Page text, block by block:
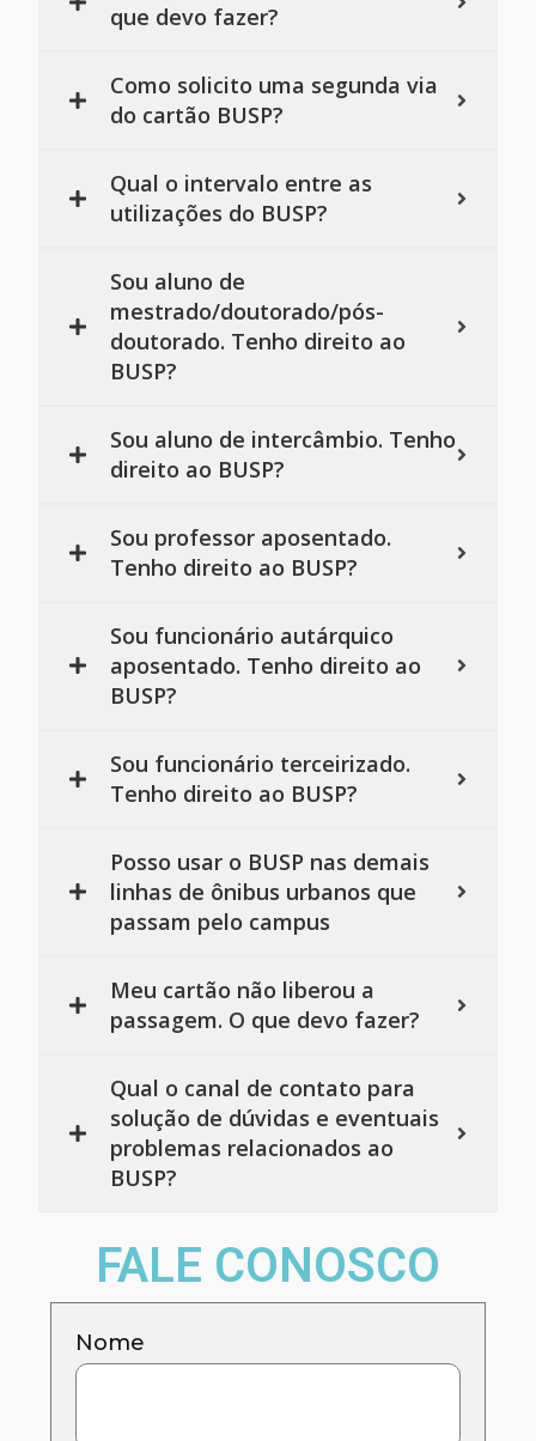
que devo fazer?
Como solicito uma segunda via
do cartão BUSP?
Qual o intervalo entre as
utilizações do BUSP?
Sou aluno de
mestrado/doutorado/pós-
doutorado. Tenho direito ao
BUSP?
Sou aluno de intercâmbio. Tenho
direito ao BUSP?
Sou professor aposentado.
Tenho direito ao BUSP?
Sou funcionário autárquico
aposentado. Tenho direito ao
BUSP?
Sou funcionário terceirizado.
Tenho direito ao BUSP?
Posso usar o BUSP nas demais
linhas de ônibus urbanos que
passam pelo campus
Meu cartão não liberou a
passagem. O que devo fazer?
Qual o canal de contato para
solução de dúvidas e eventuais
problemas relacionados ao
BUSP?
FALE CONOSCO
Nome